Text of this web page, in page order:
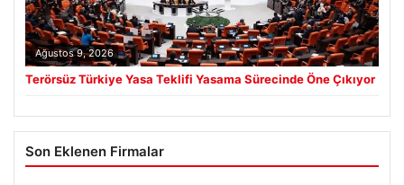
Ağustos 9, 2026
Terörsüz Türkiye Yasa Teklifi Yasama Sürecinde Öne Çıkıyor
Son Eklenen Firmalar